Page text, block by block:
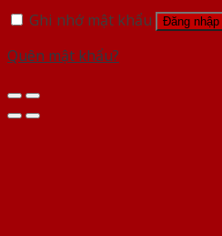
Ghi nhớ mật khẩu
Đăng nhập
Quên mật khẩu?